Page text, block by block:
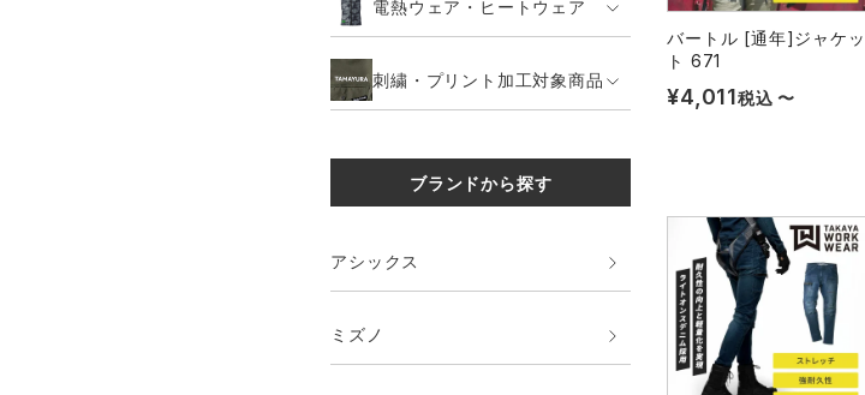
電熱ウェア・ヒートウェア
刺繍・プリント加工対象商品
ブランドから探す
アシックス
ミズノ
バートル [通年]ジャケッ
ト 671
¥4,011税込 〜